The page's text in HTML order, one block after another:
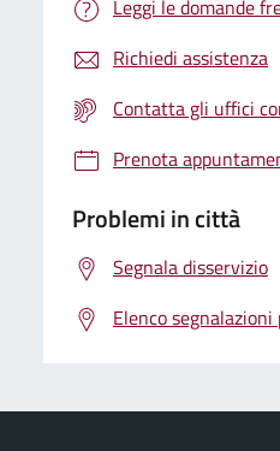
Leggi le domande
Richiedi assistenza
Contatta gli uffici
Prenota
Problemi in città
Segnala disservizio
Elenco